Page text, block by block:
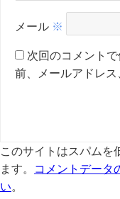
メール ※
次回のコメント
前、メールアドレス
このサイトはスパム
ます。
コメントデータ
い。